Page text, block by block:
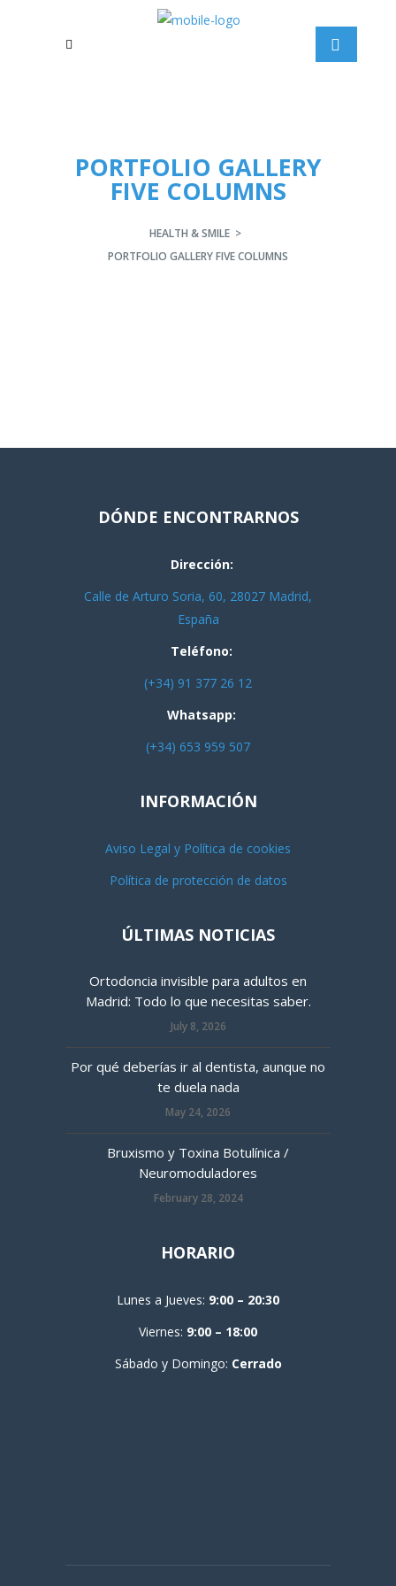
PORTFOLIO GALLERY
FIVE COLUMNS
HEALTH & SMILE >
PORTFOLIO GALLERY FIVE COLUMNS
DÓNDE ENCONTRARNOS
Dirección:
Calle de Arturo Soria, 60, 28027 Madrid,
España
Teléfono:
(+34) 91 377 26 12
Whatsapp:
(+34) 653 959 507
INFORMACIÓN
Aviso Legal y Política de cookies
Política de protección de datos
ÚLTIMAS NOTICIAS
Ortodoncia invisible para adultos en
Madrid: Todo lo que necesitas saber.
July 8, 2026
Por qué deberías ir al dentista, aunque no
te duela nada
May 24, 2026
Bruxismo y Toxina Botulínica /
Neuromoduladores
February 28, 2024
HORARIO
Lunes a Jueves: 9:00 – 20:30
Viernes: 9:00 – 18:00
Sábado y Domingo: Cerrado